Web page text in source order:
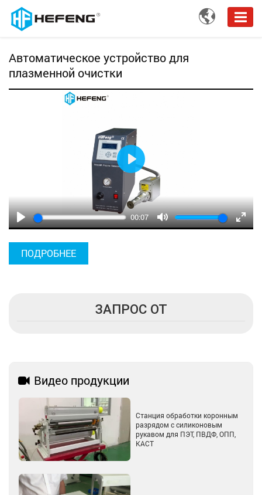

Автоматическое устройство для
плазменной очистки
Play
00:07
Mute
Enter
Play
ПОДРОБНЕЕ
ЗАПРОС ОТ
 Видео продукции
Станция обработки коронным
разрядом с силиконовым
рукавом для ПЭТ, ПВДФ, ОПП,
КАСТ